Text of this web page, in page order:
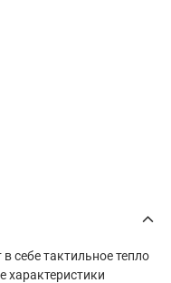
себе тактильное тепло
характеристики